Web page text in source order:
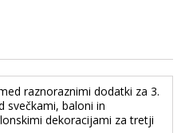
raznoraznimi dodatki za 3.
svečkami, baloni in
dekoracijami za tretji